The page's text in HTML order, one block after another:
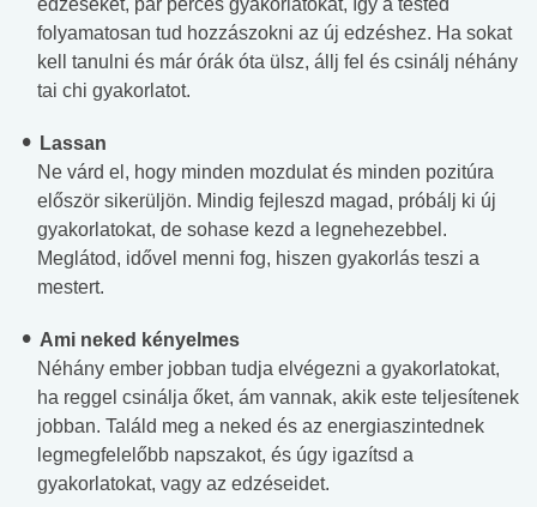
edzéseket, pár perces gyakorlatokat, így a tested
folyamatosan tud hozzászokni az új edzéshez. Ha sokat
kell tanulni és már órák óta ülsz, állj fel és csinálj néhány
tai chi gyakorlatot.
Lassan
Ne várd el, hogy minden mozdulat és minden pozitúra
először sikerüljön. Mindig fejleszd magad, próbálj ki új
gyakorlatokat, de sohase kezd a legnehezebbel.
Meglátod, idővel menni fog, hiszen gyakorlás teszi a
mestert.
Ami neked kényelmes
Néhány ember jobban tudja elvégezni a gyakorlatokat,
ha reggel csinálja őket, ám vannak, akik este teljesítenek
jobban. Találd meg a neked és az energiaszintednek
legmegfelelőbb napszakot, és úgy igazítsd a
gyakorlatokat, vagy az edzéseidet.